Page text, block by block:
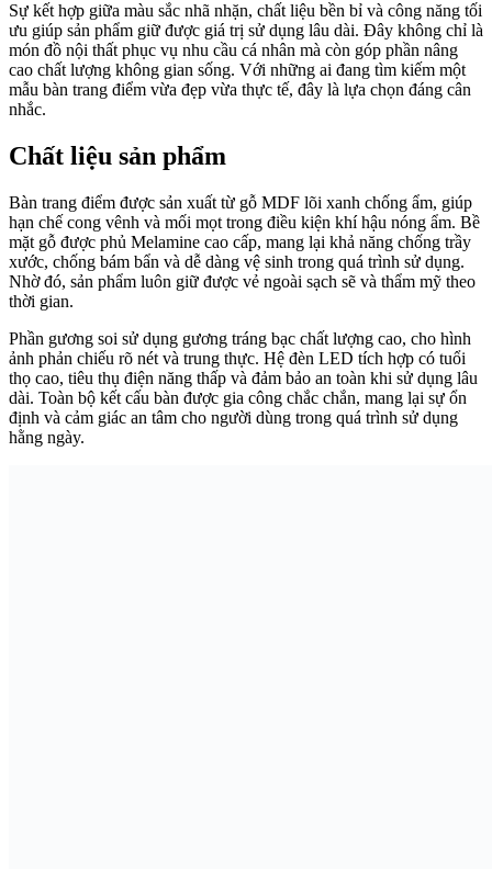
Sự kết hợp giữa màu sắc nhã nhặn, chất liệu bền bỉ và công năng tối
ưu giúp sản phẩm giữ được giá trị sử dụng lâu dài. Đây không chỉ là
món đồ nội thất phục vụ nhu cầu cá nhân mà còn góp phần nâng
cao chất lượng không gian sống. Với những ai đang tìm kiếm một
mẫu bàn trang điểm vừa đẹp vừa thực tế, đây là lựa chọn đáng cân
nhắc.
Chất liệu sản phẩm
Bàn trang điểm được sản xuất từ gỗ MDF lõi xanh chống ẩm, giúp
hạn chế cong vênh và mối mọt trong điều kiện khí hậu nóng ẩm. Bề
mặt gỗ được phủ Melamine cao cấp, mang lại khả năng chống trầy
xước, chống bám bẩn và dễ dàng vệ sinh trong quá trình sử dụng.
Nhờ đó, sản phẩm luôn giữ được vẻ ngoài sạch sẽ và thẩm mỹ theo
thời gian.
Phần gương soi sử dụng gương tráng bạc chất lượng cao, cho hình
ảnh phản chiếu rõ nét và trung thực. Hệ đèn LED tích hợp có tuổi
thọ cao, tiêu thụ điện năng thấp và đảm bảo an toàn khi sử dụng lâu
dài. Toàn bộ kết cấu bàn được gia công chắc chắn, mang lại sự ổn
định và cảm giác an tâm cho người dùng trong quá trình sử dụng
hằng ngày.